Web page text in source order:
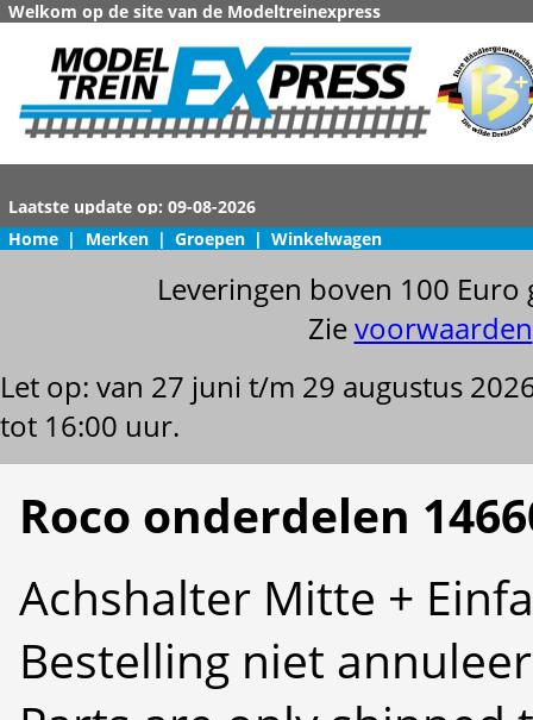
Welkom op de site van de Modeltreinexpress
Home | Merken | Groepen | Winkelwagen
Leveringen boven 100
Zievoorwaarden
Let op: van 27 juni t/m 29 augustus
tot 16:00 uur.
Roco onderdelen
Achshalter Mitte +
Bestelling niet